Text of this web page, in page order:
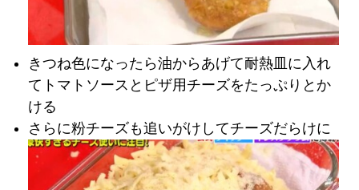
きつね色になったら油からあげて耐熱皿に入れ
てトマトソースとピザ用チーズをたっぷりとか
ける
さらに粉チーズも追いがけしてチーズだらけに